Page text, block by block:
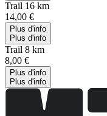
Trail 16 km
14,00 €
Plus d'info
Plus d'info
Trail 8 km
8,00 €
Plus d'info
Plus d'info